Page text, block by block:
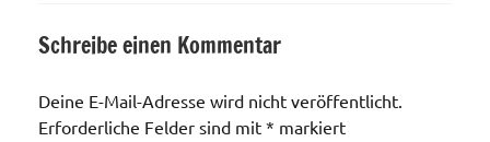
Schreibe einen Kommentar
Deine E-Mail-Adresse wird nicht veröffentlicht.
Erforderliche Felder sind mit * markiert